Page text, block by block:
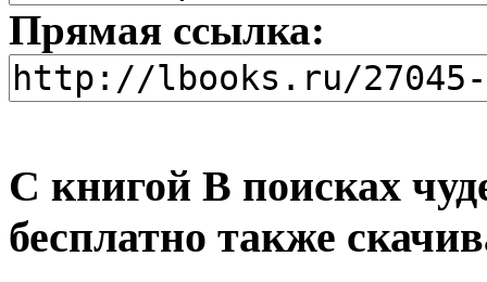
Прямая ссылка:
С книгой В поисках
бесплатно также